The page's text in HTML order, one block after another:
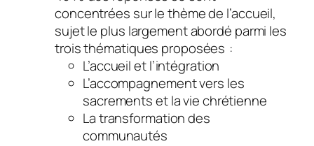
concentrées sur le thème de l’accueil,
sujet le plus largement abordé parmi les
trois thématiques proposées :
L’accueil et l’intégration
L’accompagnement vers les
sacrements et la vie chrétienne
La transformation des
communautés